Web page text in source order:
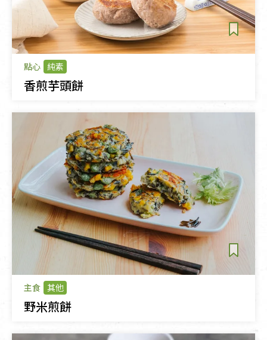
點心 純素
香煎芋頭餅
主食 其他
野米煎餅